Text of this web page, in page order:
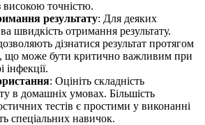
високою точністю.
результату: Для деяких
швидкість отримання результату.
дізнатися результат протягом
що може бути критично важливим при
інфекції.
: Оцініть складність
в домашніх умовах. Більшість
тестів є простими у виконанні
спеціальних навичок.